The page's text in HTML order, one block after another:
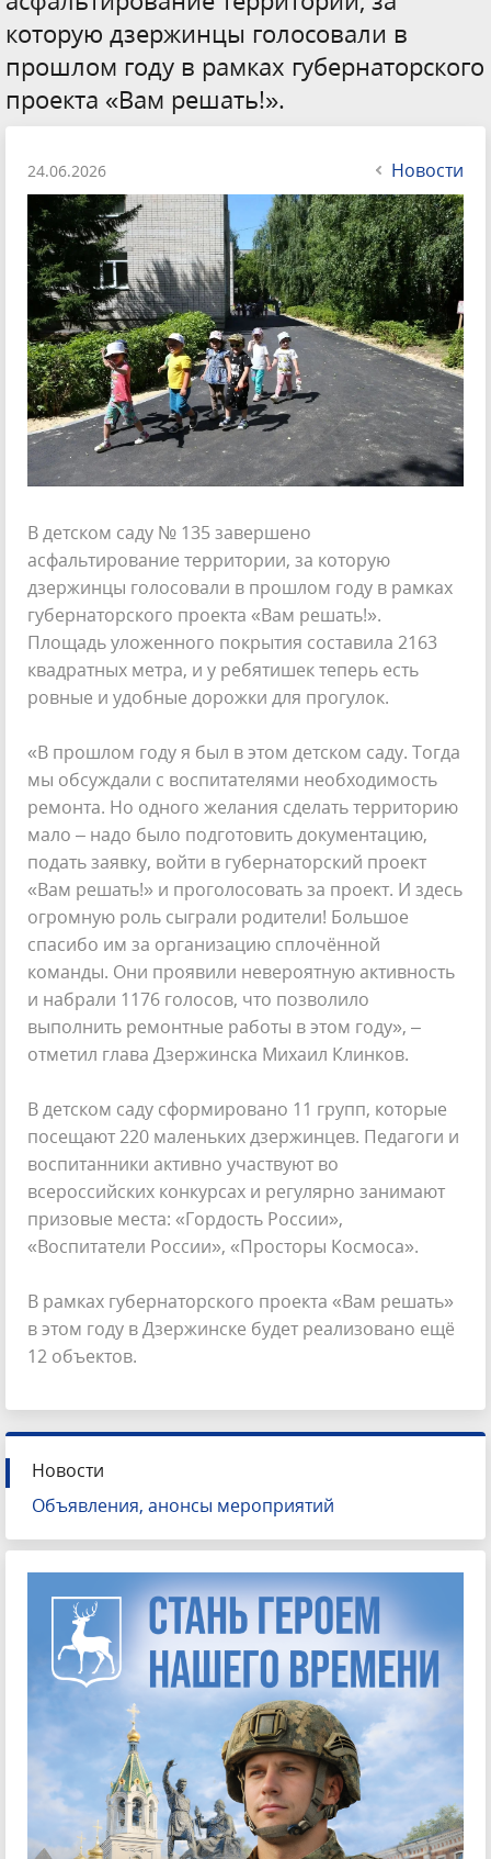
которую дзержинцы голосовали в
прошлом году в рамках губернаторского
проекта «Вам решать!».
24.06.2026 Новости
В детском саду № 135 завершено
асфальтирование территории, за которую
дзержинцы голосовали в прошлом году в рамках
губернаторского проекта «Вам решать!».
Площадь уложенного покрытия составила 2163
квадратных метра, и у ребятишек теперь есть
ровные и удобные дорожки для прогулок.
«В прошлом году я был в этом детском саду. Тогда
мы обсуждали с воспитателями необходимость
ремонта. Но одного желания сделать территорию
мало – надо было подготовить документацию,
подать заявку, войти в губернаторский проект
«Вам решать!» и проголосовать за проект. И здесь
огромную роль сыграли родители! Большое
спасибо им за организацию сплочённой
команды. Они проявили невероятную активность
и набрали 1176 голосов, что позволило
выполнить ремонтные работы в этом году», –
отметил глава Дзержинска Михаил Клинков.
В детском саду сформировано 11 групп, которые
посещают 220 маленьких дзержинцев. Педагоги и
воспитанники активно участвуют во
всероссийских конкурсах и регулярно занимают
призовые места: «Гордость России»,
«Воспитатели России», «Просторы Космоса».
В рамках губернаторского проекта «Вам решать»
в этом году в Дзержинске будет реализовано ещё
12 объектов.
Новости
Объявления, анонсы мероприятий